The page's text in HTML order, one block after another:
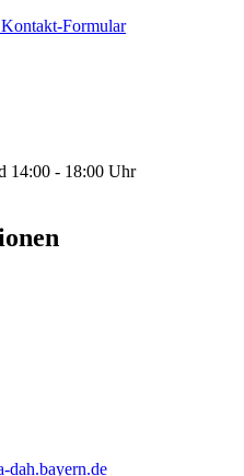
Formular
14:00 - 18:00 Uhr
dah.bayern.de